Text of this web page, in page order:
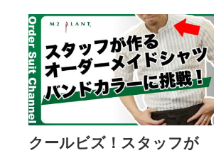
クールビズ！スタッフが